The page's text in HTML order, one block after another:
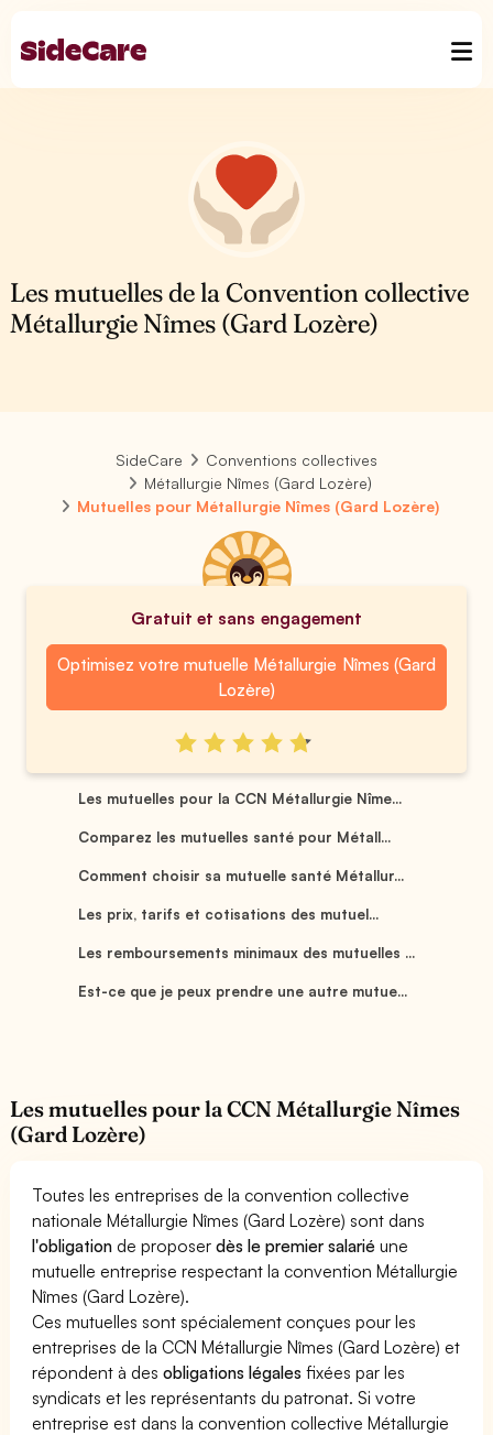
Les mutuelles de la Convention collective
Métallurgie Nîmes (Gard Lozère)
SideCare
Conventions collectives
Métallurgie Nîmes (Gard Lozère)
Mutuelles pour Métallurgie Nîmes (Gard Lozère)
Gratuit et sans engagement
Optimisez votre mutuelle Métallurgie Nîmes (Gard
Lozère)
Les mutuelles pour la CCN Métallurgie Nîme...
Comparez les mutuelles santé pour Métall...
Comment choisir sa mutuelle santé Métallur...
Les prix, tarifs et cotisations des mutuel...
Les remboursements minimaux des mutuelles ...
Est-ce que je peux prendre une autre mutue...
Les mutuelles pour la CCN Métallurgie Nîmes
(Gard Lozère)
Toutes les entreprises de la convention collective
nationale Métallurgie Nîmes (Gard Lozère) sont dans
l'obligation de proposerdès le premier salarié une
mutuelle entreprise respectant la convention Métallurgie
Nîmes (Gard Lozère).
Ces mutuelles sont spécialement conçues pour les
entreprises de la CCN Métallurgie Nîmes (Gard Lozère) et
répondent à desobligations légales fixées par les
syndicats et les représentants du patronat. Si votre
entreprise est dans la convention collective Métallurgie